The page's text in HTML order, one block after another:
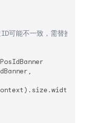
可能不一致，需替换成